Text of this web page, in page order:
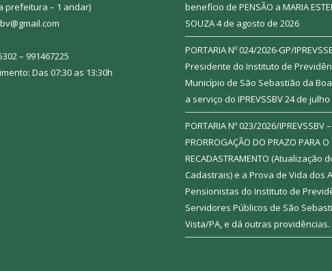
prefeitura – 1 andar)
– 991467225
Das 07:30 as 13:30h
benefício de PENSÃO a MARIA
SOUZA4 de agosto de 2026
PORTARIA Nº 024/2026-GP/
Presidente do Instituto de
Município de São Sebastião da
a serviço do IPREVSSBV24 de julho
PORTARIA Nº 023/2026/
PRORROGAÇÃO DO PRAZO PARA O
RECADASTRAMENTO (Atualização
Cadastrais) e a Prova de Vida dos
Pensionistas do Instituto de
Servidores Públicos de São
Vista/PA, e dá outras providências.